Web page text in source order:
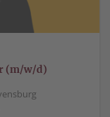
(m/w/d)